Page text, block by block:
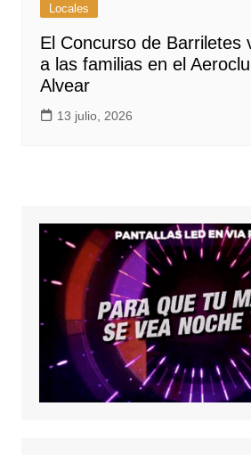
Locales
El Concurso de Barriletes
a las familias en el
Alvear
13 julio, 2026